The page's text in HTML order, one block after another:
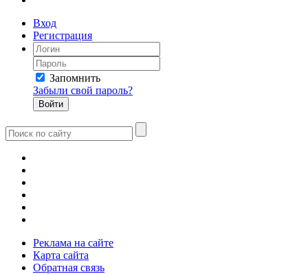
Вход
Регистрация
Запомнить
Забыли свой пароль?
Реклама на сайте
Карта сайта
Обратная связь